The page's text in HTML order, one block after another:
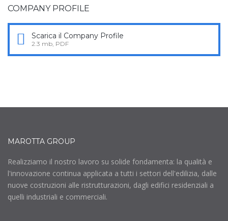
COMPANY PROFILE
Scarica il Company Profile
2.3 mb, PDF
MAROTTA GROUP
Realizziamo il nostro lavoro su solide fondamenta: la qualità e
l'innovazione continua applicata a tutti i settori dell'edilizia, dalle
nuove costruzioni alle ristrutturazioni, dagli edifici residenziali a
quelli industriali e commerciali.